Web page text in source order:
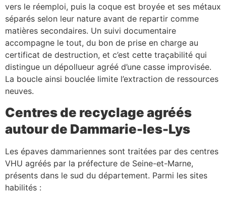
vers le réemploi, puis la coque est broyée et ses métaux
séparés selon leur nature avant de repartir comme
matières secondaires. Un suivi documentaire
accompagne le tout, du bon de prise en charge au
certificat de destruction, et c’est cette traçabilité qui
distingue un dépollueur agréé d’une casse improvisée.
La boucle ainsi bouclée limite l’extraction de ressources
neuves.
Centres de recyclage agréés
autour de Dammarie-les-Lys
Les épaves dammariennes sont traitées par des centres
VHU agréés par la préfecture de Seine-et-Marne,
présents dans le sud du département. Parmi les sites
habilités :